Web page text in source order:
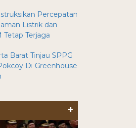
Percepatan
Listrik dan
Terjaga
Barat Tinjau SPPG
Di Greenhouse
+